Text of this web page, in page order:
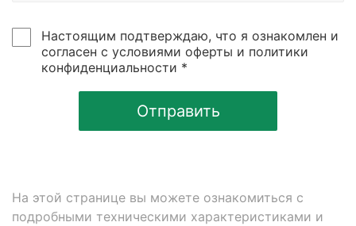
Настоящим подтверждаю, что я ознакомлен и
согласен с условиями оферты и политики
конфиденциальности *
Отправить
На этой странице вы можете ознакомиться с
подробными техническими характеристиками и